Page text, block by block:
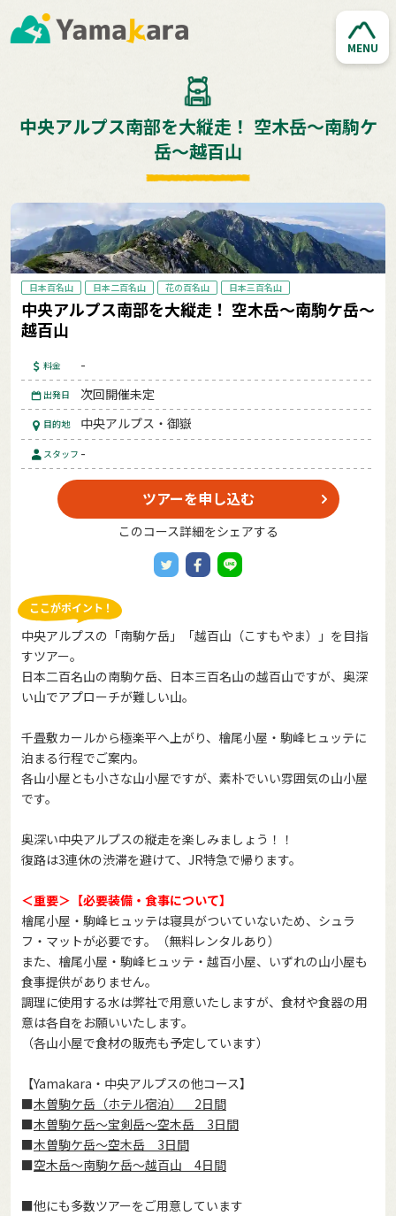
MENU
中央アルプス南部を大縦走！ 空木岳～南駒ケ
岳～越百山
日本百名山 日本二百名山 花の百名山 日本三百名山
中央アルプス南部を大縦走！ 空木岳～南駒ケ岳～
越百山
料金 -
出発日 次回開催未定
目的地 中央アルプス・御嶽
スタッフ -
ツアーを申し込む
このコース詳細をシェアする
中央アルプスの「南駒ケ岳」「越百山（こすもやま）」を目指
すツアー。
日本二百名山の南駒ケ岳、日本三百名山の越百山ですが、奥深
い山でアプローチが難しい山。
千畳敷カールから極楽平へ上がり、檜尾小屋・駒峰ヒュッテに
泊まる行程でご案内。
各山小屋とも小さな山小屋ですが、素朴でいい雰囲気の山小屋
です。
奥深い中央アルプスの縦走を楽しみましょう！！
復路は3連休の渋滞を避けて、JR特急で帰ります。
＜重要＞【必要装備・食事について】
檜尾小屋・駒峰ヒュッテは寝具がついていないため、シュラ
フ・マットが必要です。（無料レンタルあり）
また、檜尾小屋・駒峰ヒュッテ・越百小屋、いずれの山小屋も
食事提供がありません。
調理に使用する水は弊社で用意いたしますが、食材や食器の用
意は各自をお願いいたします。
（各山小屋で食材の販売も予定しています）
【Yamakara・中央アルプスの他コース】
■木曽駒ケ岳（ホテル宿泊） 2日間
■木曽駒ケ岳～宝剣岳～空木岳 3日間
■木曽駒ケ岳～空木岳 3日間
■空木岳～南駒ケ岳～越百山 4日間
■他にも多数ツアーをご用意しています